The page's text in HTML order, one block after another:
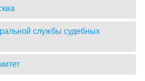
службы судебных